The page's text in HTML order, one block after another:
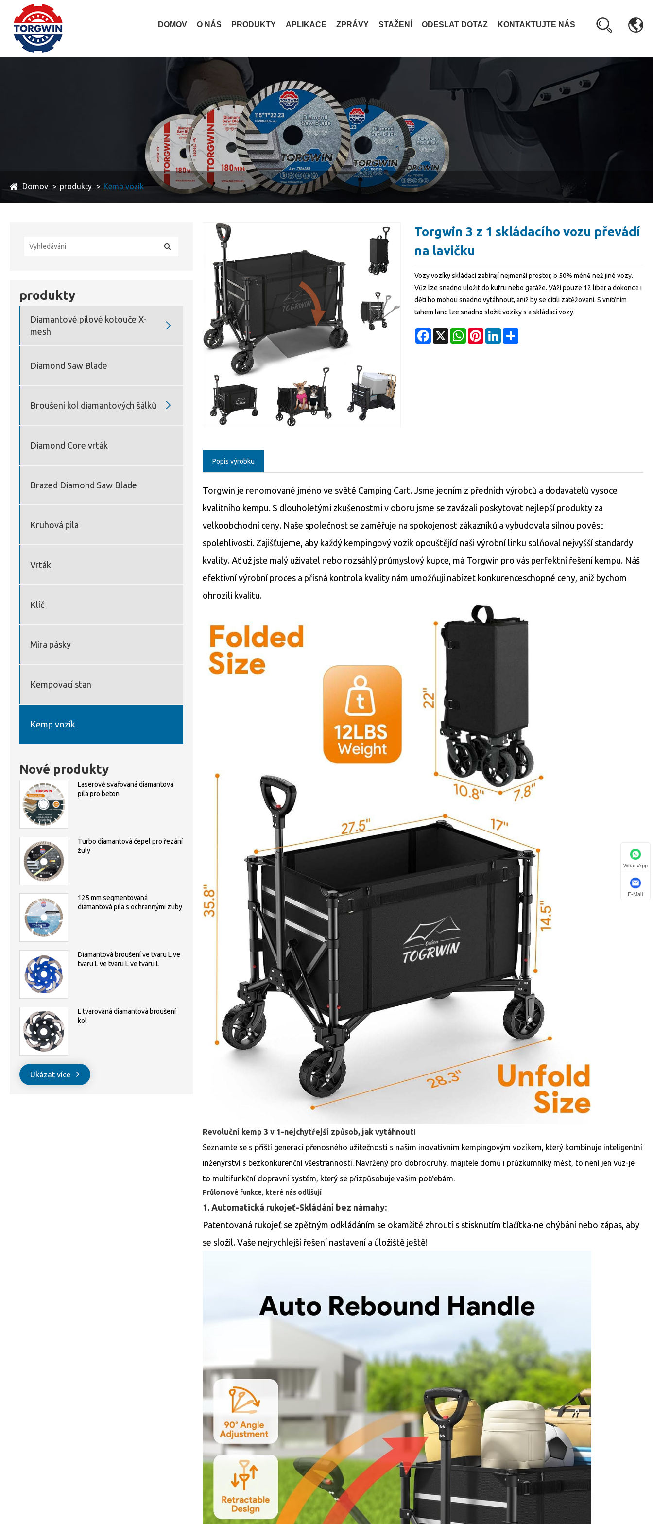
DOMOV O NÁS PRODUKTY APLIKACE ZPRÁVY STAŽENÍ ODESLAT DOTAZ KONTAKTUJTE NÁS
Domov produkty Kemp vozík
produkty
Diamantové pilové kotouče X-
mesh

Diamond Saw Blade
Broušení kol diamantových šálků 
Diamond Core vrták
Brazed Diamond Saw Blade
Kruhová pila
Vrták
Klíč
Míra pásky
Kempovací stan
Kemp vozík
Nové produkty
Laserově svařovaná diamantová
pila pro beton
Turbo diamantová čepel pro řezání
žuly
125 mm segmentovaná
diamantová pila s ochrannými zuby
Diamantová broušení ve tvaru L ve
tvaru L ve tvaru L ve tvaru L
L tvarovaná diamantová broušení
kol
Ukázat více
Torgwin 3 z 1 skládacího vozu převádí
na lavičku
Vozy vozíky skládací zabírají nejmenší prostor, o 50% méně než jiné vozy.
Vůz lze snadno uložit do kufru nebo garáže. Váží pouze 12 liber a dokonce i
děti ho mohou snadno vytáhnout, aniž by se cítili zatěžovaní. S vnitřním
tahem lano lze snadno složit vozíky s a skládací vozy.
Facebook
X WhatsAppPinterestLinkedInShare
Popis výrobku
Torgwin je renomované jméno ve světě Camping Cart. Jsme jedním z předních výrobců a dodavatelů vysoce
kvalitního kempu. S dlouholetými zkušenostmi v oboru jsme se zavázali poskytovat nejlepší produkty za
velkoobchodní ceny. Naše společnost se zaměřuje na spokojenost zákazníků a vybudovala silnou pověst
spolehlivosti. Zajišťujeme, aby každý kempingový vozík opouštějící naši výrobní linku splňoval nejvyšší standardy
kvality. Ať už jste malý uživatel nebo rozsáhlý průmyslový kupce, má Torgwin pro vás perfektní řešení kempu. Náš
efektivní výrobní proces a přísná kontrola kvality nám umožňují nabízet konkurenceschopné ceny, aniž bychom
ohrozili kvalitu.
Revoluční kemp 3 v 1-nejchytřejší způsob, jak vytáhnout!
Seznamte se s příští generací přenosného užitečnosti s naším inovativním kempingovým vozíkem, který kombinuje inteligentní
inženýrství s bezkonkurenční všestranností. Navržený pro dobrodruhy, majitele domů i průzkumníky měst, to není jen vůz-je
to multifunkční dopravní systém, který se přizpůsobuje vašim potřebám.
Průlomové funkce, které nás odlišují
1. Automatická rukojeť-Skládání bez námahy:
Patentovaná rukojeť se zpětným odkládáním se okamžitě zhroutí s stisknutím tlačítka-ne ohýbání nebo zápas, aby
se složil. Vaše nejrychlejší řešení nastavení a úložiště ještě!
WhatsApp
E-Mail